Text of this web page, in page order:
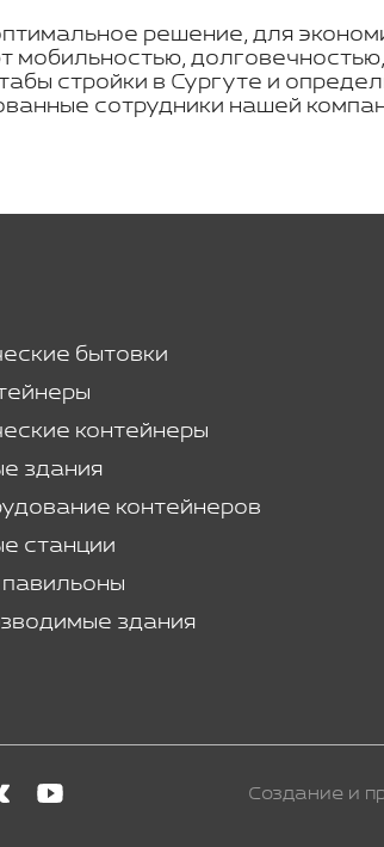
решение, для
мобильностью,
стройки в Сургуте и
сотрудники нашей
бытовки
контейнеры
здания
контейнеров
станции
здания
Создание и